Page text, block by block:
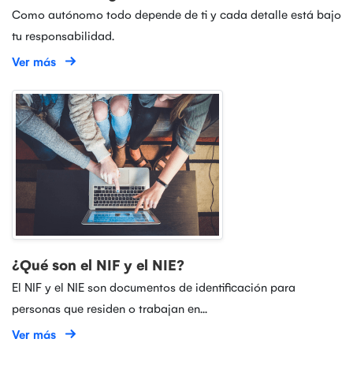
Como autónomo todo depende de ti y cada detalle está bajo
tu responsabilidad.
Ver más
¿Qué son el NIF y el NIE?
El NIF y el NIE son documentos de identificación para
personas que residen o trabajan en...
Ver más